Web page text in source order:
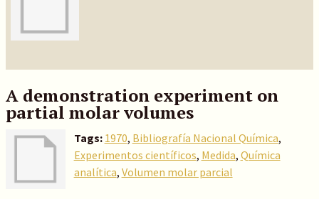
A demonstration experiment on
partial molar volumes
Tags: 1970, Bibliografía Nacional Química,
Experimentos científicos, Medida, Química
analítica, Volumen molar parcial